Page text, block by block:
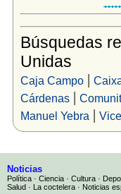
Búsquedas
Unidas
Caja Campo|
Cárdenas|
Manuel Yebra |
Noticias
Política · Ciencia · Cultura ·
Salud · La coctelera · Noticias